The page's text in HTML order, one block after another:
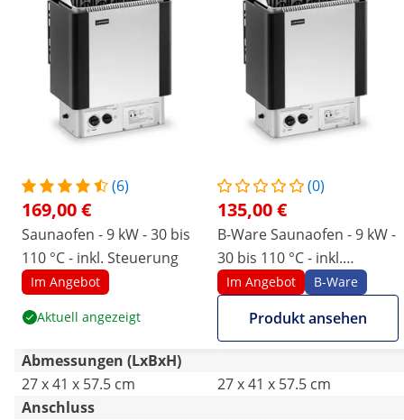
(6)
169,00 €
Saunaofen - 9 kW - 30 bis
110 °C - inkl. Steuerung
Im Angebot
Aktuell angezeigt
(0)
135,00 €
B-Ware Saunaofen - 9 kW -
30 bis 110 °C - inkl.
Steuerung
Im Angebot B-Ware
Produkt ansehen
Abmessungen (LxBxH)
27 x 41 x 57.5 cm
27 x 41 x 57.5 cm
Anschluss